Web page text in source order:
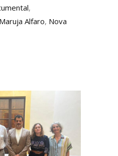
,
Maruja Alfaro, Nova